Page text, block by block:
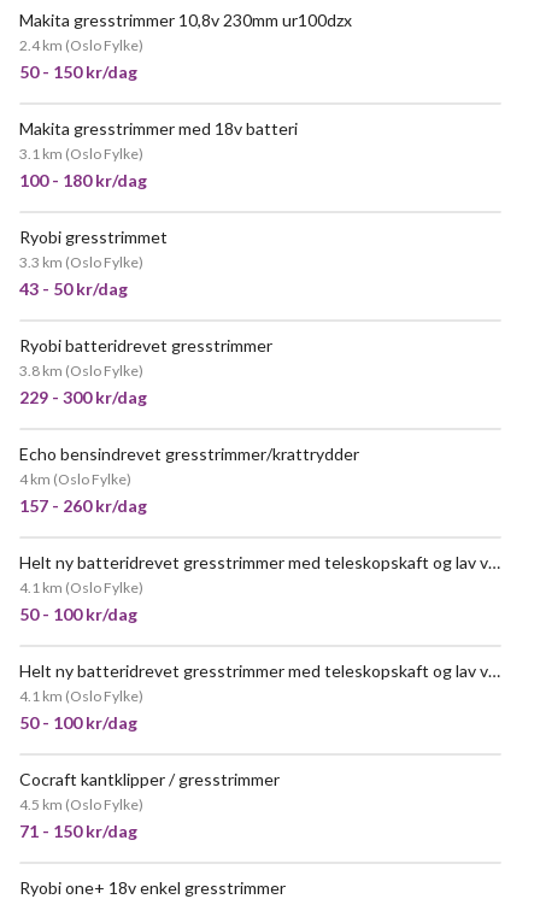
Makita gresstrimmer 10,8v 230mm ur100dzx
2.4 km (Oslo Fylke)
50 - 150 kr/dag
Makita gresstrimmer med 18v batteri
3.1 km (Oslo Fylke)
100 - 180 kr/dag
Ryobi gresstrimmet
3.3 km (Oslo Fylke)
43 - 50 kr/dag
Ryobi batteridrevet gresstrimmer
3.8 km (Oslo Fylke)
229 - 300 kr/dag
Echo bensindrevet gresstrimmer/krattrydder
4 km (Oslo Fylke)
157 - 260 kr/dag
Helt ny batteridrevet gresstrimmer med teleskopskaft og lav vekt - utleie
4.1 km (Oslo Fylke)
50 - 100 kr/dag
Helt ny batteridrevet gresstrimmer med teleskopskaft og lav vekt - utleie
4.1 km (Oslo Fylke)
50 - 100 kr/dag
Cocraft kantklipper / gresstrimmer
4.5 km (Oslo Fylke)
71 - 150 kr/dag
Ryobi one+ 18v enkel gresstrimmer